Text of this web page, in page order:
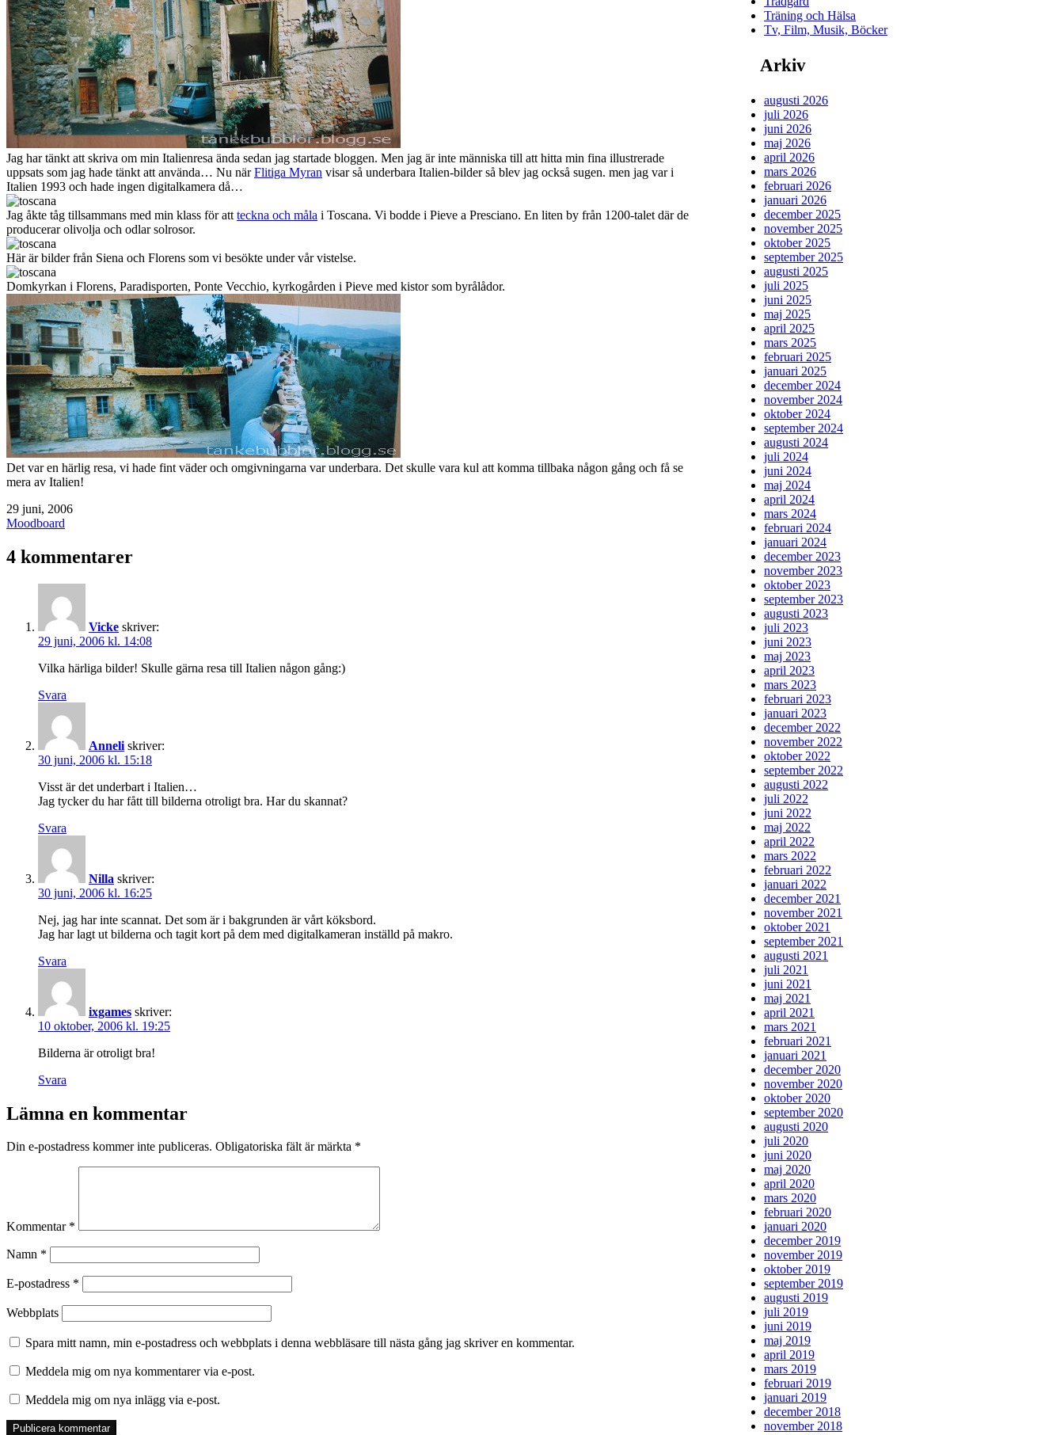
Jag har tänkt att skriva om min Italienresa ända sedan jag startade bloggen. Men jag är inte människa till att hitta min fina illustrerade
uppsats som jag hade tänkt att använda… Nu närFlitiga Myran visar så underbara Italien-bilder så blev jag också sugen. men jag var i
Italien 1993 och hade ingen digitalkamera då…
Jag åkte tåg tillsammans med min klass för att teckna och måla i Toscana. Vi bodde i Pieve a Presciano. En liten by från 1200-talet där de
producerar olivolja och odlar solrosor.
Här är bilder från Siena och Florens som vi besökte under vår vistelse.
Domkyrkan i Florens, Paradisporten, Ponte Vecchio, kyrkogården i Pieve med kistor som byrålådor.
Det var en härlig resa, vi hade fint väder och omgivningarna var underbara. Det skulle vara kul att komma tillbaka någon gång och få se
mera av Italien!
Publicerat
den
29 juni, 2006
Kategoriserat
Moodboard
4 kommentarer
Vicke skriver:
29 juni, 2006 kl. 14:08
Vilka härliga bilder! Skulle gärna resa till Italien någon gång:)
Svara
Anneli skriver:
30 juni, 2006 kl. 15:18
Visst är det underbart i Italien…
Jag tycker du har fått till bilderna otroligt bra. Har du skannat?
Svara
Nilla skriver:
30 juni, 2006 kl. 16:25
Nej, jag har inte scannat. Det som är i bakgrunden är vårt köksbord.
Jag har lagt ut bilderna och tagit kort på dem med digitalkameran inställd på makro.
Svara
ixgames skriver:
10 oktober, 2006 kl. 19:25
Bilderna är otroligt bra!
Svara
Lämna en kommentar
Din e-postadress kommer inte publiceras. Obligatoriska fält är märkta *
Kommentar *
Namn *
E-postadress *
Webbplats
Spara mitt namn, min e-postadress och webbplats i denna webbläsare till nästa gång jag skriver en kommentar.
Meddela mig om nya kommentarer via e-post.
Meddela mig om nya inlägg via e-post.
Träning och Hälsa
Tv, Film, Musik, Böcker
Arkiv
augusti 2026
juli 2026
juni 2026
maj 2026
april 2026
mars 2026
februari 2026
januari 2026
december 2025
november 2025
oktober 2025
september 2025
augusti 2025
juli 2025
juni 2025
maj 2025
april 2025
mars 2025
februari 2025
januari 2025
december 2024
november 2024
oktober 2024
september 2024
augusti 2024
juli 2024
juni 2024
maj 2024
april 2024
mars 2024
februari 2024
januari 2024
december 2023
november 2023
oktober 2023
september 2023
augusti 2023
juli 2023
juni 2023
maj 2023
april 2023
mars 2023
februari 2023
januari 2023
december 2022
november 2022
oktober 2022
september 2022
augusti 2022
juli 2022
juni 2022
maj 2022
april 2022
mars 2022
februari 2022
januari 2022
december 2021
november 2021
oktober 2021
september 2021
augusti 2021
juli 2021
juni 2021
maj 2021
april 2021
mars 2021
februari 2021
januari 2021
december 2020
november 2020
oktober 2020
september 2020
augusti 2020
juli 2020
juni 2020
maj 2020
april 2020
mars 2020
februari 2020
januari 2020
december 2019
november 2019
oktober 2019
september 2019
augusti 2019
juli 2019
juni 2019
maj 2019
april 2019
mars 2019
februari 2019
januari 2019
december 2018
november 2018